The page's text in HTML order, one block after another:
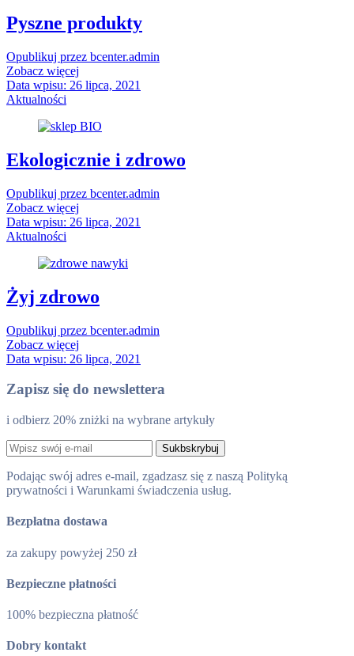
Pyszne produkty
Opublikuj przez bcenter.admin
Zobacz więcej
Data wpisu: 26 lipca, 2021
Aktualności
Ekologicznie i zdrowo
Opublikuj przez bcenter.admin
Zobacz więcej
Data wpisu: 26 lipca, 2021
Aktualności
Żyj zdrowo
Opublikuj przez bcenter.admin
Zobacz więcej
Data wpisu: 26 lipca, 2021
Zapisz się do newslettera
i odbierz 20% zniżki na wybrane artykuły
Sukbskrybuj
Podając swój adres e-mail, zgadzasz się z naszą Polityką
prywatności i Warunkami świadczenia usług.
Bezpłatna dostawa
za zakupy powyżej 250 zł
Bezpieczne płatności
100% bezpieczna płatność
Dobry kontakt